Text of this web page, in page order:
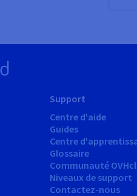
Support
Centre d'aide
Guides
Centre
Glossaire
Communauté
Niveaux de support
Contactez-nous